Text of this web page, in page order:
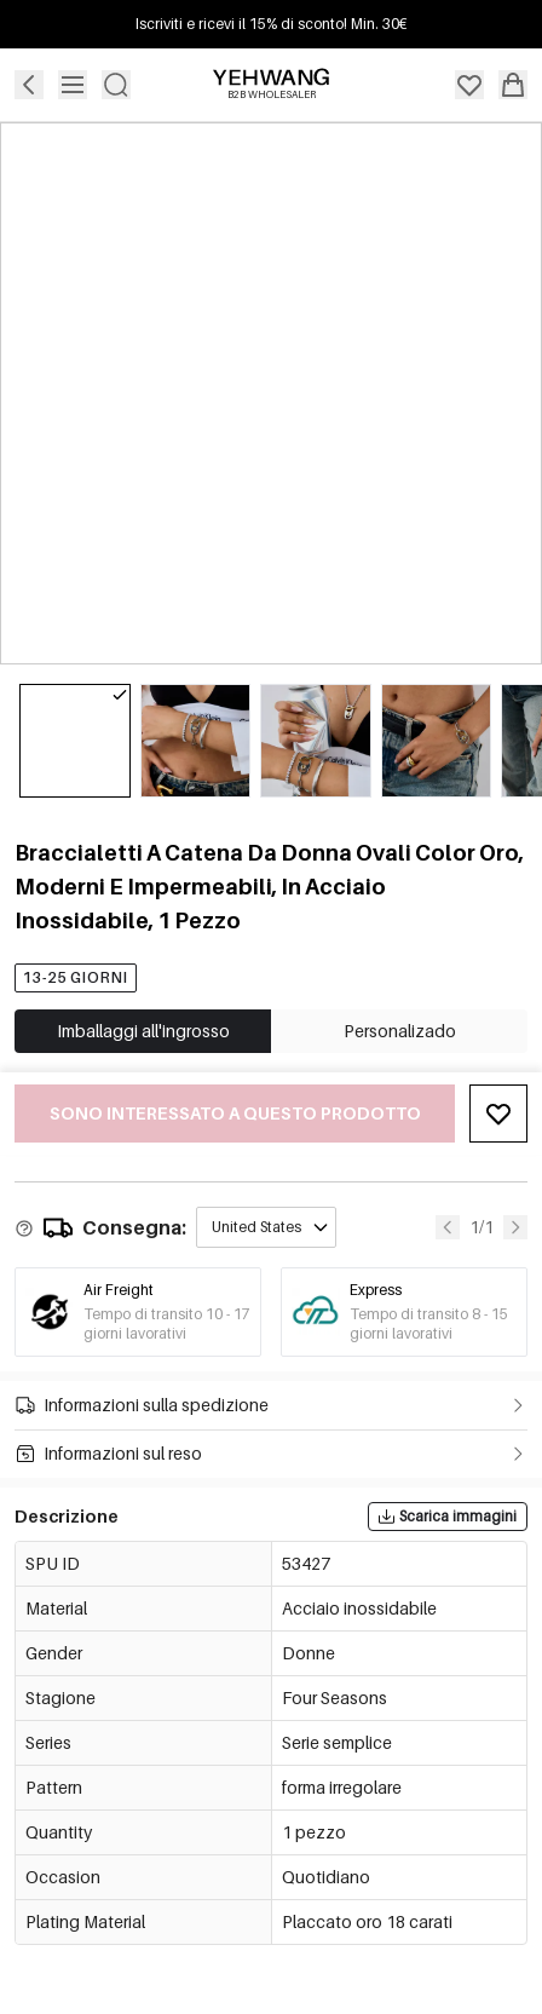
Iscriviti e ricevi il 15% di sconto! Min. 30€
B2B WHOLESALER
Braccialetti A Catena Da Donna Ovali Color Oro,
Moderni E Impermeabili, In Acciaio
Inossidabile, 1 Pezzo
13-25 GIORNI
Imballaggi all'ingrosso Personalizado
SONO INTERESSATO A QUESTO PRODOTTO
Consegna: United States 1/1
Air Freight
Tempo di transito 10 - 17
giorni lavorativi
Express
Tempo di transito 8 - 15
giorni lavorativi
Informazioni sulla spedizione
Informazioni sul reso
Descrizione Scarica immagini
SPU ID 53427
Material Acciaio inossidabile
Gender Donne
Stagione Four Seasons
Series Serie semplice
Pattern forma irregolare
Quantity 1 pezzo
Occasion Quotidiano
Plating Material Placcato oro 18 carati